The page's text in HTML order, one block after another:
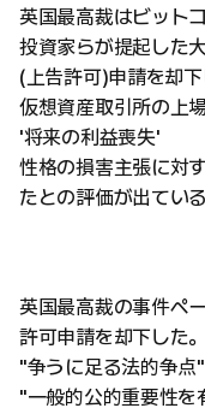
英国最高裁はビット
投資家らが提起した
(上告許可)申請を却下
仮想資産取引所の上
'将来の利益喪失'
性格の損害主張に対
たとの評価が出ている
英国最高裁の事件ペ
許可申請を却下した
"争うに足る法的争点
"一般的公的重要性を